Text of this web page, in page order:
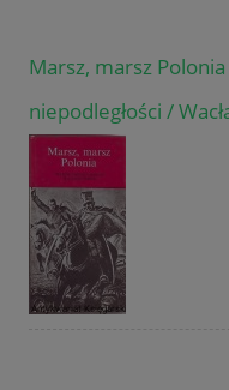
Marsz, marsz
niepodległości /